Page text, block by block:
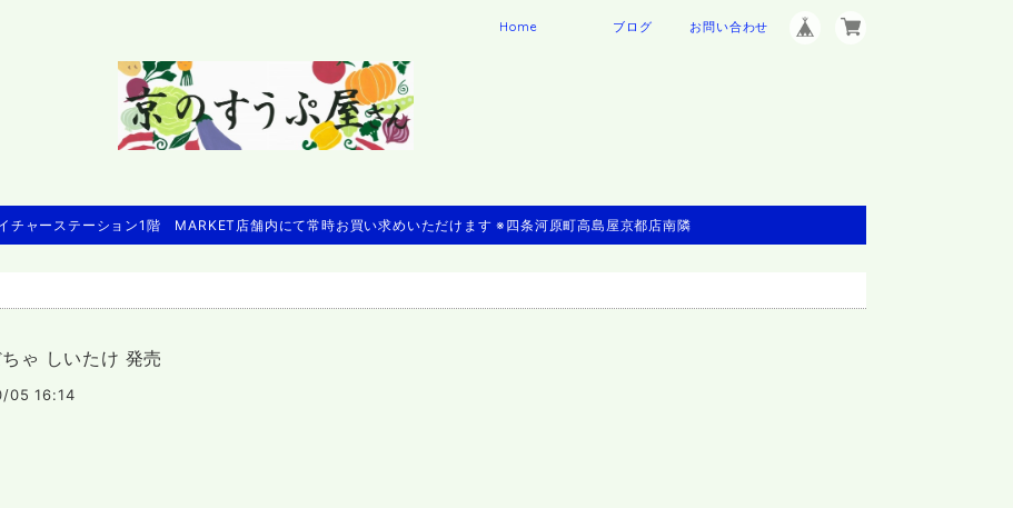
Home ブログ お問い合わせ
チャーステーション1階 MARKET店舗内にて常時お買い求めいただけます ※四条河原町高島屋京都店南隣
ゃ しいたけ 発売
05 16:14